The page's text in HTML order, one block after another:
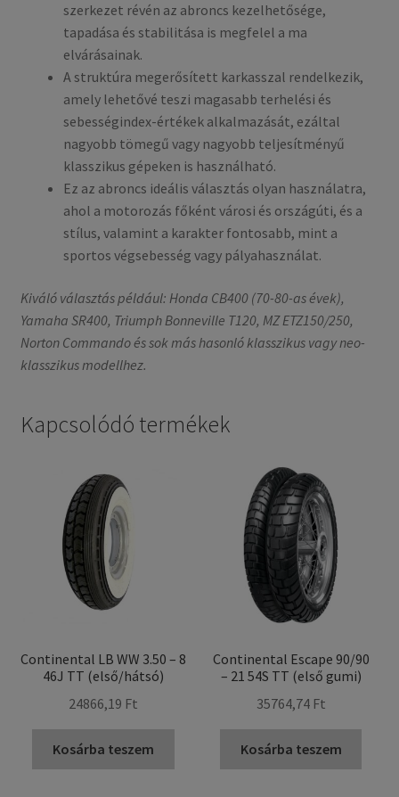
szerkezet révén az abroncs kezelhetősége,
tapadása és stabilitása is megfelel a ma
elvárásainak.
A struktúra megerősített karkasszal rendelkezik,
amely lehetővé teszi magasabb terhelési és
sebességindex-értékek alkalmazását, ezáltal
nagyobb tömegű vagy nagyobb teljesítményű
klasszikus gépeken is használható.
Ez az abroncs ideális választás olyan használatra,
ahol a motorozás főként városi és országúti, és a
stílus, valamint a karakter fontosabb, mint a
sportos végsebesség vagy pályahasználat.
Kiváló választás például: Honda CB400 (70-80-as évek),
Yamaha SR400, Triumph Bonneville T120, MZ ETZ150/250,
Norton Commando és sok más hasonló klasszikus vagy neo-
klasszikus modellhez.
Kapcsolódó termékek
Continental LB WW 3.50 – 8
46J TT (első/hátsó)
24866,19 Ft
Kosárba teszem
Continental Escape 90/90
– 21 54S TT (első gumi)
35764,74 Ft
Kosárba teszem